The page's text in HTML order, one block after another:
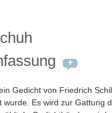
Gedicht von Friedrich
wurde. Es wird zur Gattung